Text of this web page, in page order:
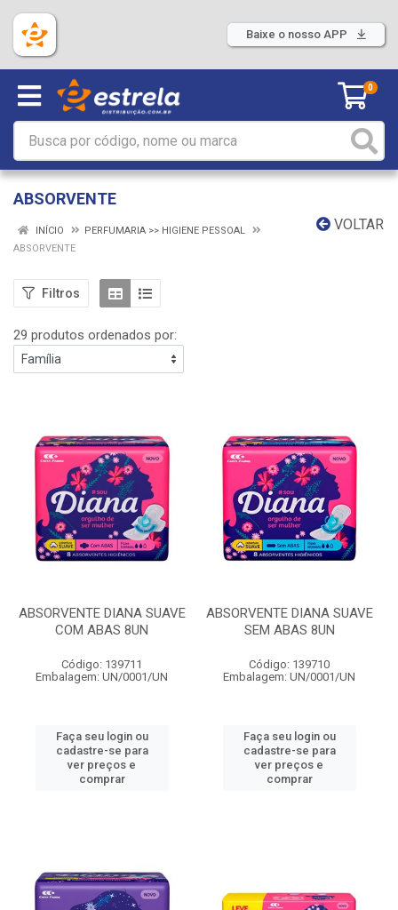
Baixe o nosso APP
0
ABSORVENTE
VOLTAR
INÍCIO
PERFUMARIA >> HIGIENE PESSOAL
ABSORVENTE
Filtros
29 produtos ordenados por:
ABSORVENTE DIANA SUAVE
COM ABAS 8UN
Código: 139711
Embalagem: UN/0001/UN
Faça seu login ou
cadastre-se para
ver preços e
comprar
ABSORVENTE DIANA SUAVE
SEM ABAS 8UN
Código: 139710
Embalagem: UN/0001/UN
Faça seu login ou
cadastre-se para
ver preços e
comprar